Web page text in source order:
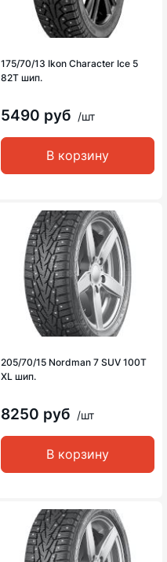
175/70/13 Ikon Character Ice 5
82T шип.
5490 руб /шт
В корзину
205/70/15 Nordman 7 SUV 100T
XL шип.
8250 руб /шт
В корзину